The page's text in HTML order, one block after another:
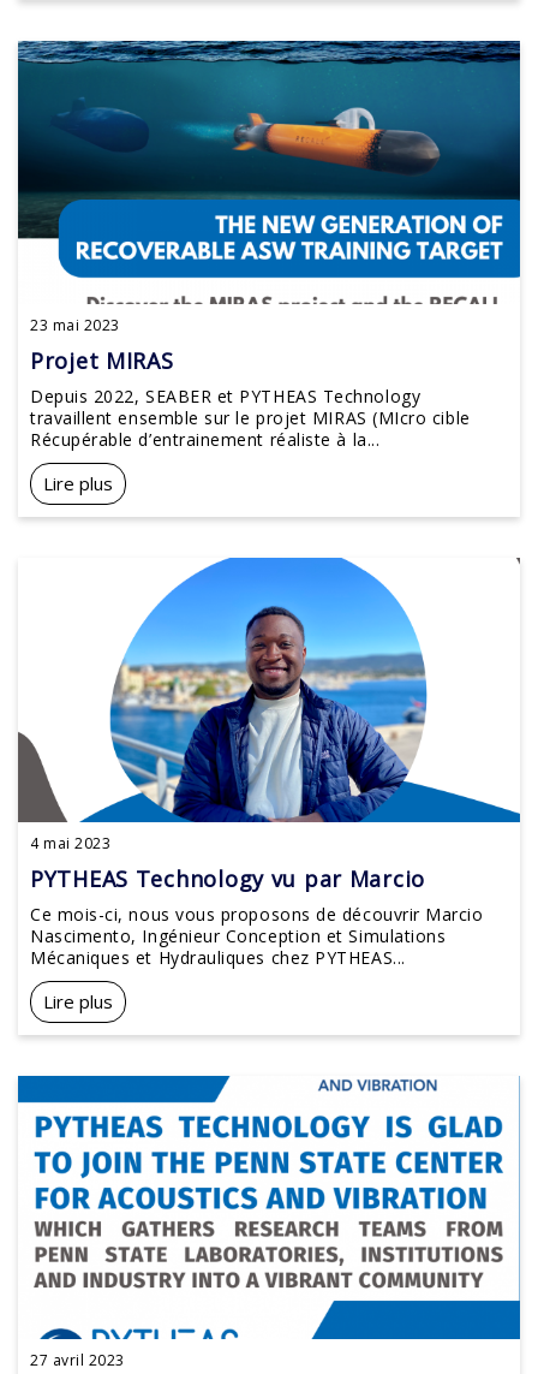
23 mai 2023
Projet MIRAS
Depuis 2022, SEABER et PYTHEAS Technology
travaillent ensemble sur le projet MIRAS (MIcro cible
Récupérable d’entrainement réaliste à la...
Lire plus
4 mai 2023
PYTHEAS Technology vu par Marcio
Ce mois-ci, nous vous proposons de découvrir Marcio
Nascimento, Ingénieur Conception et Simulations
Mécaniques et Hydrauliques chez PYTHEAS...
Lire plus
27 avril 2023